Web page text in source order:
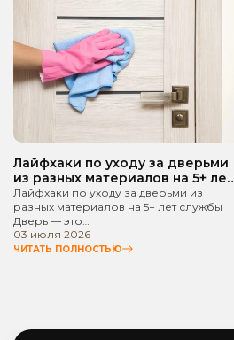
Лайфхаки по уходу за дверьми
из разных материалов на 5+ лет
службы
Лайфхаки по уходу за дверьми из
разных материалов на 5+ лет службы
Дверь — это…
03 июля 2026
ЧИТАТЬ ПОЛНОСТЬЮ